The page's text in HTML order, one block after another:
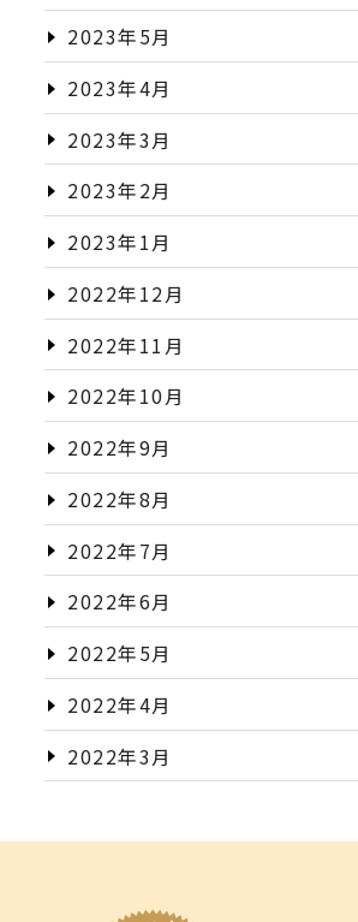
2023年5月
2023年4月
2023年3月
2023年2月
2023年1月
2022年12月
2022年11月
2022年10月
2022年9月
2022年8月
2022年7月
2022年6月
2022年5月
2022年4月
2022年3月